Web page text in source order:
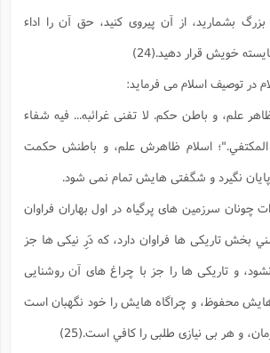
بشماريد، از آن پيروى كنيد، حق آن را اداء
خويش قرار دهيد.(24)
در توصيف اسلام مى فرمايد:
علم، و باطن حكم. لا تفنى غرائبه... فيه شفاء
اسلام ظاهرش علم، و باطنش حكمت
نگيرد و شگفتى هايش تمام نمى شود.
چونان سرزمين هاى پرگياه در اول بهاران فراوان
بخش تاريكى ها فراوان دارد، كه دَرِ نيكى ها جز
نشود، و تاريكى ها را جز با چراغ هاى آن روشنايى
محفوظ، و چراگاه هايش را خود نگهبان است
و هر بى نيازى طلبى را كافي است.(25)